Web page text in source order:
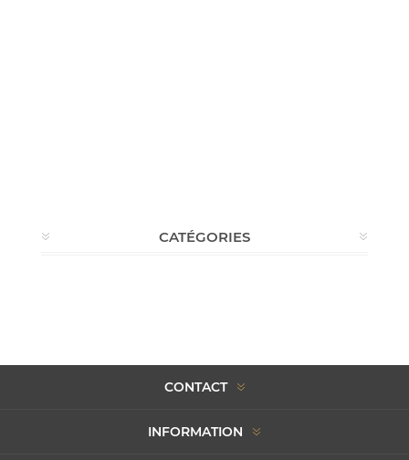
CATÉGORIES
CONTACT
INFORMATION